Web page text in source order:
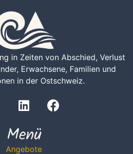
in Zeiten von Abschied, Verlust
Erwachsene, Familien und
in der Ostschweiz.
Menü
Angebote